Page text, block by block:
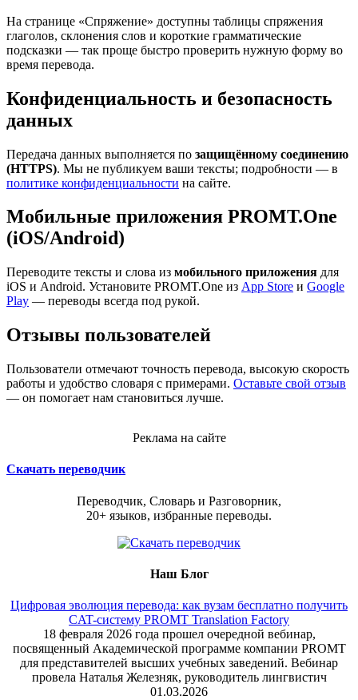
На странице «Спряжение» доступны таблицы спряжения
глаголов, склонения слов и короткие грамматические
подсказки — так проще быстро проверить нужную форму во
время перевода.
Конфиденциальность и безопасность
данных
Передача данных выполняется по защищённому соединению
(HTTPS). Мы не публикуем ваши тексты; подробности — в
политике конфиденциальности на сайте.
Мобильные приложения PROMT.One
(iOS/Android)
Переводите тексты и слова из мобильного приложения для
iOS и Android. Установите PROMT.One из App Store и Google
Play — переводы всегда под рукой.
Отзывы пользователей
Пользователи отмечают точность перевода, высокую скорость
работы и удобство словаря с примерами. Оставьте свой отзыв
— он помогает нам становиться лучше.
Реклама на сайте
Скачать переводчик
Переводчик, Словарь и Разговорник,
20+ языков, избранные переводы.
Наш Блог
Цифровая эволюция перевода: как вузам бесплатно получить
CAT-систему PROMT Translation Factory
18 февраля 2026 года прошел очередной вебинар,
посвященный Академической программе компании PROMT
для представителей высших учебных заведений. Вебинар
провела Наталья Железняк, руководитель лингвистич
01.03.2026